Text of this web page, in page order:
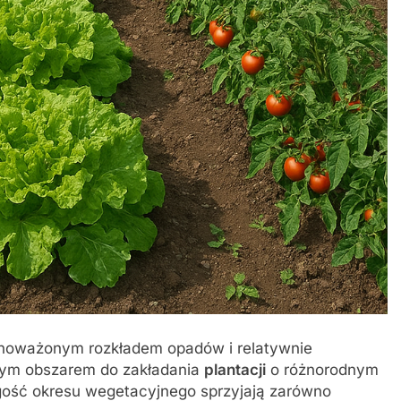
rozkładem opadów i relatywnie
obszarem do zakładania plantacji o różnorodnym
okresu wegetacyjnego sprzyjają zarówno